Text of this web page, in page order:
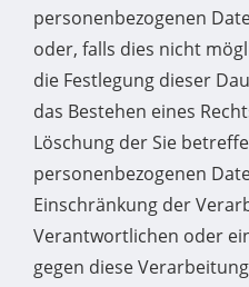
personenbezogenen
oder, falls dies nicht
die Festlegung dieser
das Bestehen eines
Löschung der Sie
personenbezogenen
Einschränkung der
Verantwortlichen oder
gegen diese